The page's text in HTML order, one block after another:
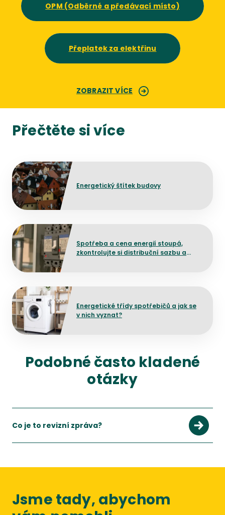
OPM (Odběrné a předávací místo)
Přeplatek za elektřinu
ZOBRAZIT VÍCE
Přečtěte si více
Energetický štítek budovy
Přejít na detail článku
Spotřeba a cena energií stoupá,
zkontrolujte si distribuční sazbu a
Přejít na detail článku
Energetické třídy spotřebičů a jak se
v nich vyznat?
Přejít na detail článku
Podobné často kladené
otázky
Co je to revizní zpráva?
Jsme tady, abychom